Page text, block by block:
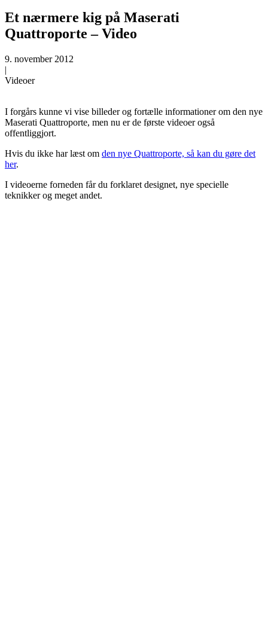
Et nærmere kig på Maserati
Quattroporte – Video
9. november 2012
|
Videoer
I forgårs kunne vi vise billeder og fortælle informationer om den nye
Maserati Quattroporte, men nu er de første videoer også
offentliggjort.
Hvis du ikke har læst om den nye Quattroporte, så kan du gøre det
her.
I videoerne forneden får du forklaret designet, nye specielle
teknikker og meget andet.